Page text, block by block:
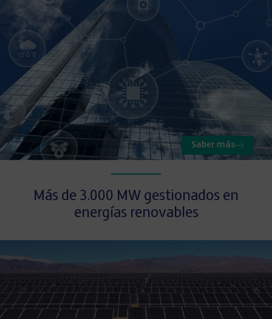
Saber más
Más de 3.000 MW gestionados en
energías renovables